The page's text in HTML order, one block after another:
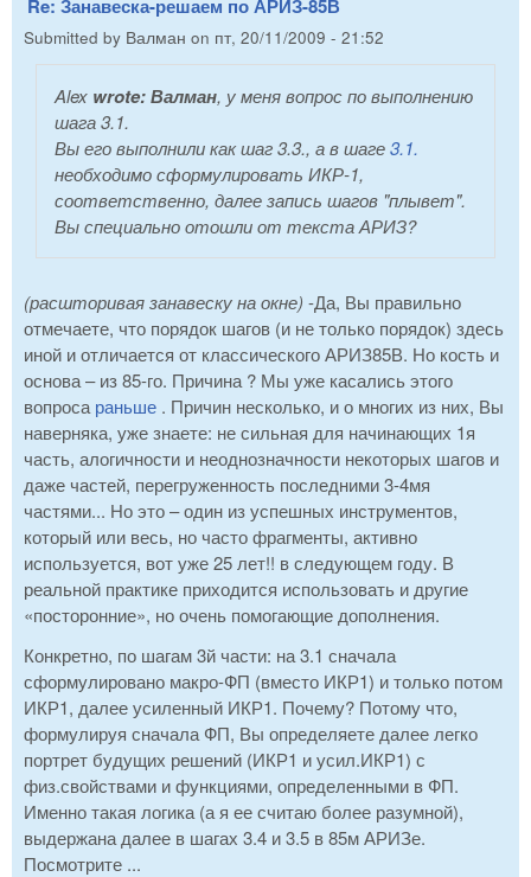
Re: Занавеска-решаем по АРИЗ-85В
Submitted by Валман on пт, 20/11/2009 - 21:52
Alex wrote:Валман, у меня вопрос по выполнению
шага 3.1.
Вы его выполнили как шаг 3.3., а в шаге3.1.
необходимо сформулировать ИКР-1,
соответственно, далее запись шагов "плывет".
Вы специально отошли от текста АРИЗ?
(расшторивая занавеску на окне) -Да, Вы правильно
отмечаете, что порядок шагов (и не только порядок) здесь
иной и отличается от классического АРИЗ85В. Но кость и
основа – из 85-го. Причина ? Мы уже касались этого
вопроса раньше . Причин несколько, и о многих из них, Вы
наверняка, уже знаете: не сильная для начинающих 1я
часть, алогичности и неоднозначности некоторых шагов и
даже частей, перегруженность последними 3-4мя
частями... Но это – один из успешных инструментов,
который или весь, но часто фрагменты, активно
используется, вот уже 25 лет!! в следующем году. В
реальной практике приходится использовать и другие
«посторонние», но очень помогающие дополнения.
Конкретно, по шагам 3й части: на 3.1 сначала
сформулировано макро-ФП (вместо ИКР1) и только потом
ИКР1, далее усиленный ИКР1. Почему? Потому что,
формулируя сначала ФП, Вы определяете далее легко
портрет будущих решений (ИКР1 и усил.ИКР1) с
физ.свойствами и функциями, определенными в ФП.
Именно такая логика (а я ее считаю более разумной),
выдержана далее в шагах 3.4 и 3.5 в 85м АРИЗе.
Посмотрите ...